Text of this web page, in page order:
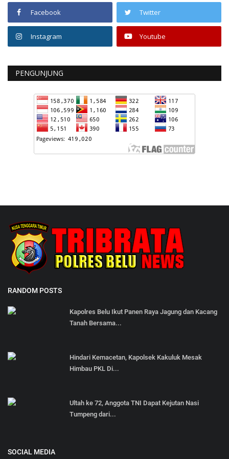
Facebook Twitter
Instagram Youtube
PENGUNJUNG
RANDOM POSTS
Kapolres Belu Ikut Panen Raya Jagung dan Kacang
Tanah Bersama...
Hindari Kemacetan, Kapolsek Kakuluk Mesak
Himbau PKL Di...
Ultah ke 72, Anggota TNI Dapat Kejutan Nasi
Tumpeng dari...
SOCIAL MEDIA